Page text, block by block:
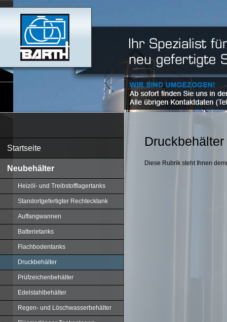
Startseite
Neubehälter
Heizöl- und Treibstofflagertanks
Standortgefertigter Rechtecktank
Auffangwannen
Batterietanks
Flachbodentanks
Druckbehälter
Prüfzeichenbehälter
Edelstahlbehälter
Regen- und Löschwasserbehälter
Druckbehälter
Diese Rubrik steht Ihnen